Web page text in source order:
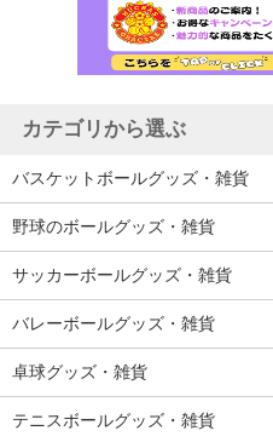
カテゴリから選ぶ
バスケットボールグッズ・雑貨
野球のボールグッズ・雑貨
サッカーボールグッズ・雑貨
バレーボールグッズ・雑貨
卓球グッズ・雑貨
テニスボールグッズ・雑貨